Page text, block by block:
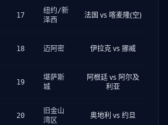
17
纽约/新
泽西
法国 vs 喀麦隆(空)
18 迈阿密 伊拉克 vs 挪威
19
堪萨斯
城
阿根廷 vs 阿尔及
利亚
20
旧金山
湾区
奥地利 vs 约旦